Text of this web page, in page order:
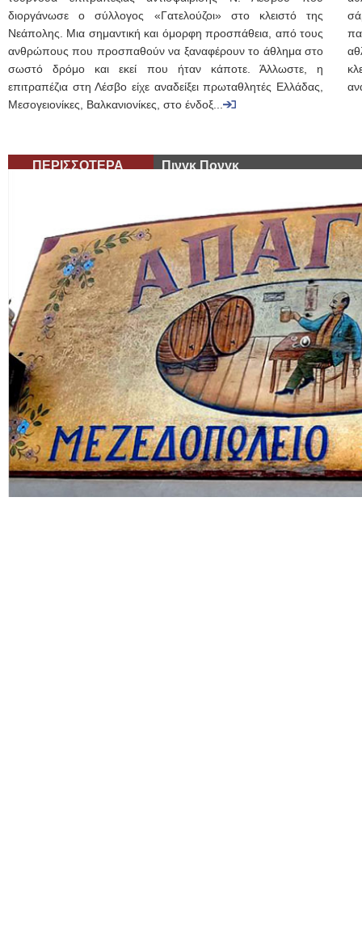
διοργάνωσε ο σύλλογος «Γατελούζοι» στο κλειστό της
Νεάπολης. Μια σημαντική και όμορφη προσπάθεια, από τους
ανθρώπους που προσπαθούν να ξαναφέρουν το άθλημα στο
σωστό δρόμο και εκεί που ήταν κάποτε. Άλλωστε, η
επιτραπέζια στη Λέσβο είχε αναδείξει πρωταθλητές Ελλάδας,
Μεσογειονίκες, Βαλκανιονίκες, στο ένδοξ...
ΠΕΡΙΣΣΟΤΕΡΑ Πινγκ Πονγκ